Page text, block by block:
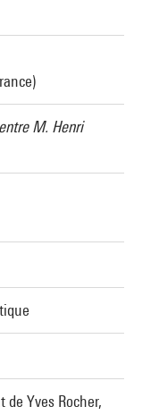
M. Henri
de Yves Rocher,